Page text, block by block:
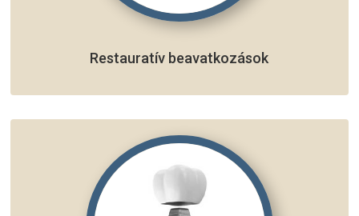
Restauratív beavatkozások